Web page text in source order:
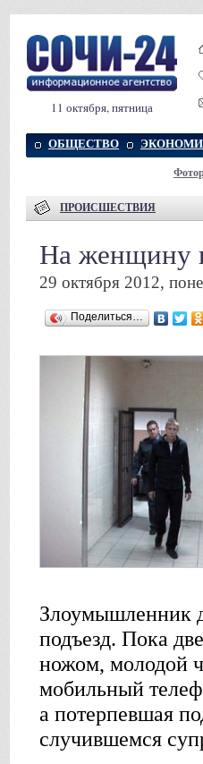
11 октября, пятница
ОБЩЕСТВО
ПРОИСШЕСТВИЯ
На женщину
29 октября 2012,
Поделиться…
Злоумышленник
подъезд. Пока
ножом, молодой
мобильный
а потерпевшая
случившемся